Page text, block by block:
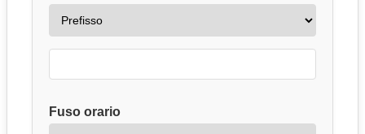
Fuso orario